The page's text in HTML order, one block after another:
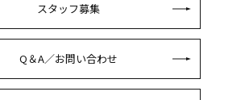
スタッフ募集
Q＆A／お問い合わせ